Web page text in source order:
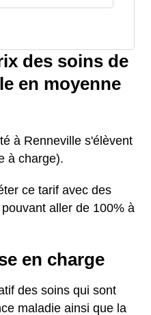
des soins de
en moyenne
à Renneville s'élèvent
à charge).
ce tarif avec des
aller de 100% à
en charge
des soins qui sont
maladie ainsi que la